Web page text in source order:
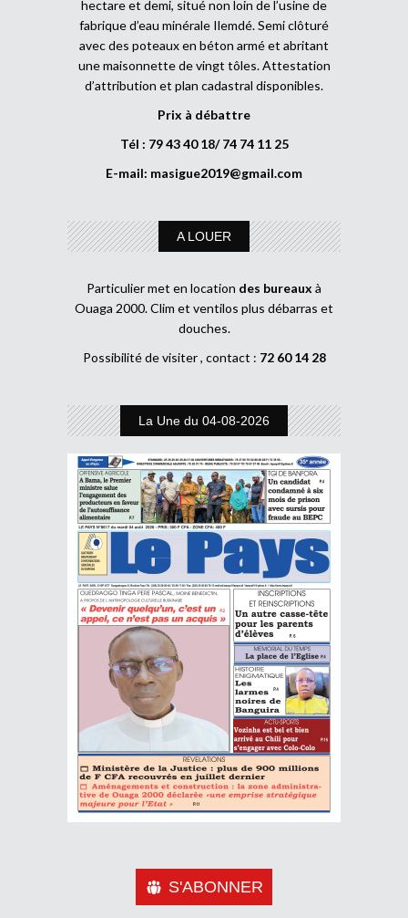
hectare et demi, situé non loin de l’usine de
fabrique d’eau minérale Ilemdé. Semi clôturé
avec des poteaux en béton armé et abritant
une maisonnette de vingt tôles. Attestation
d’attribution et plan cadastral disponibles.
Prix à débattre
Tél : 79 43 40 18/ 74 74 11 25
E-mail: masigue2019@gmail.com
A LOUER
Particulier met en location des bureaux à
Ouaga 2000. Clim et ventilos plus débarras et
douches.
Possibilité de visiter , contact : 72 60 14 28
La Une du 04-08-2026
S'ABONNER